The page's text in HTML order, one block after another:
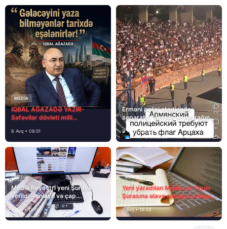
MEDİA
İQBAL AĞAZADƏ YAZIR-
Səfəvilər dövləti milli
8 Avq • 08:51
Erməni polisi stadionda
separatçı “Artsax”ın bayrağını
müsadirə etdi və…
8 Avq • 08:39
MEDİA
Media Reyestri yeni Şuraya
verildi – onlayn və çap
mediasını nə gözləyir?
7 Avq • 15:14
MEDİA
Yeni yaradılan Media və Yayım
Şurasına əlavə olaraq bu hüquq
və vəzifələr də verilib
7 Avq • 14:38